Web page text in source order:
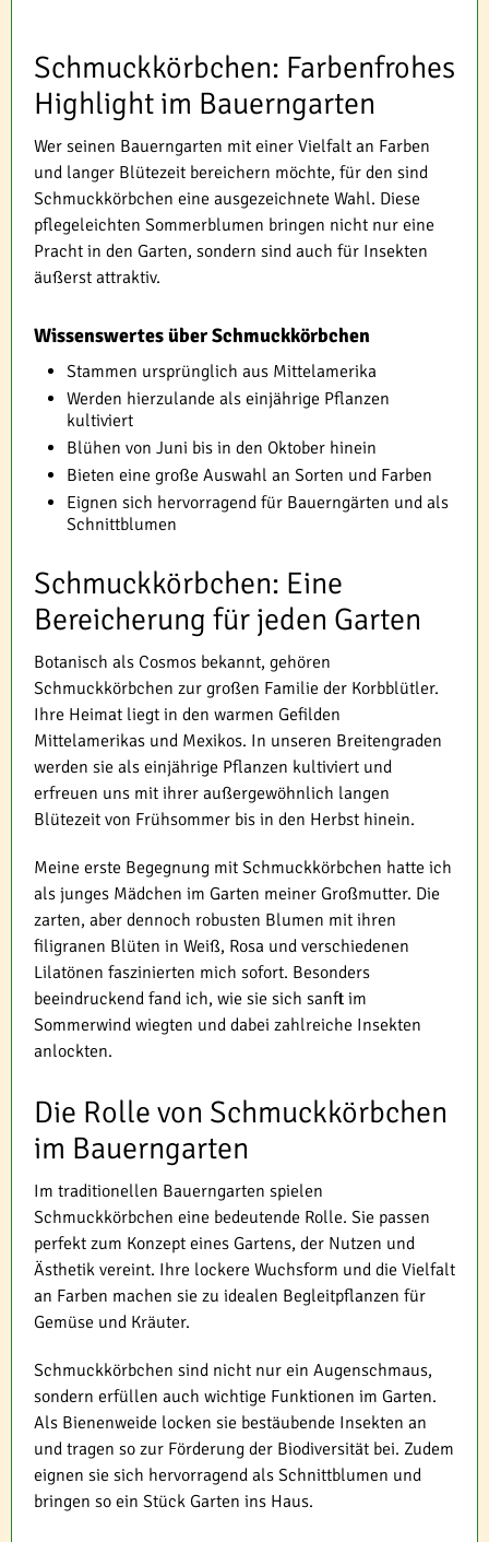
Schmuckkörbchen: Farbenfrohes
Highlight im Bauerngarten
Wer seinen Bauerngarten mit einer Vielfalt an Farben
und langer Blütezeit bereichern möchte, für den sind
Schmuckkörbchen eine ausgezeichnete Wahl. Diese
pflegeleichten Sommerblumen bringen nicht nur eine
Pracht in den Garten, sondern sind auch für Insekten
äußerst attraktiv.
Wissenswertes über Schmuckkörbchen
Stammen ursprünglich aus Mittelamerika
Werden hierzulande als einjährige Pflanzen
kultiviert
Blühen von Juni bis in den Oktober hinein
Bieten eine große Auswahl an Sorten und Farben
Eignen sich hervorragend für Bauerngärten und als
Schnittblumen
Schmuckkörbchen: Eine
Bereicherung für jeden Garten
Botanisch als Cosmos bekannt, gehören
Schmuckkörbchen zur großen Familie der Korbblütler.
Ihre Heimat liegt in den warmen Gefilden
Mittelamerikas und Mexikos. In unseren Breitengraden
werden sie als einjährige Pflanzen kultiviert und
erfreuen uns mit ihrer außergewöhnlich langen
Blütezeit von Frühsommer bis in den Herbst hinein.
Meine erste Begegnung mit Schmuckkörbchen hatte ich
als junges Mädchen im Garten meiner Großmutter. Die
zarten, aber dennoch robusten Blumen mit ihren
filigranen Blüten in Weiß, Rosa und verschiedenen
Lilatönen faszinierten mich sofort. Besonders
beeindruckend fand ich, wie sie sich sanft im
Sommerwind wiegten und dabei zahlreiche Insekten
anlockten.
Die Rolle von Schmuckkörbchen
im Bauerngarten
Im traditionellen Bauerngarten spielen
Schmuckkörbchen eine bedeutende Rolle. Sie passen
perfekt zum Konzept eines Gartens, der Nutzen und
Ästhetik vereint. Ihre lockere Wuchsform und die Vielfalt
an Farben machen sie zu idealen Begleitpflanzen für
Gemüse und Kräuter.
Schmuckkörbchen sind nicht nur ein Augenschmaus,
sondern erfüllen auch wichtige Funktionen im Garten.
Als Bienenweide locken sie bestäubende Insekten an
und tragen so zur Förderung der Biodiversität bei. Zudem
eignen sie sich hervorragend als Schnittblumen und
bringen so ein Stück Garten ins Haus.